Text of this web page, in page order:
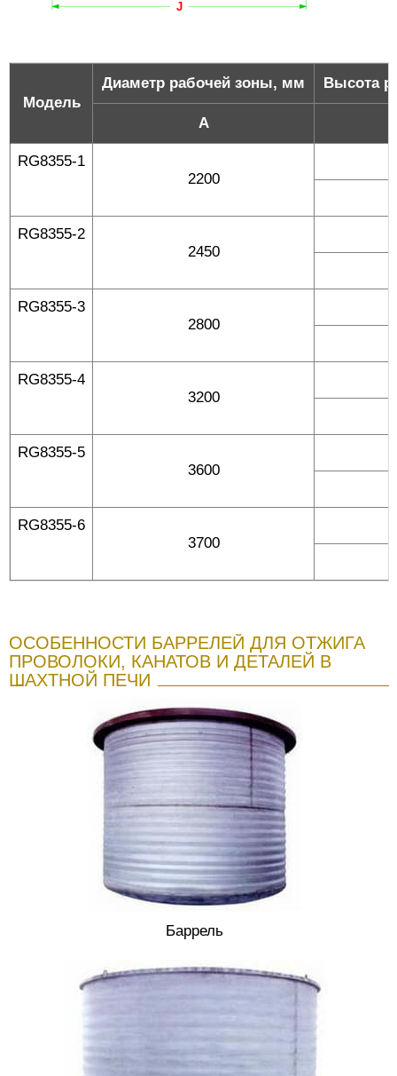
Модель
Диаметр рабочей зоны, мм Высота
A
RG8355-1
2200
RG8355-2
2450
RG8355-3
2800
RG8355-4
3200
RG8355-5
3600
RG8355-6
3700
ОСОБЕННОСТИ БАРРЕЛЕЙ ДЛЯ ОТЖИГА
ПРОВОЛОКИ, КАНАТОВ И ДЕТАЛЕЙ В
ШАХТНОЙ ПЕЧИ
Баррель